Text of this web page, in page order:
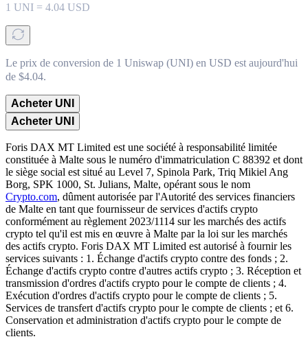
1 UNI = 4.04 USD
Le prix de conversion de 1 Uniswap (UNI) en USD est aujourd'hui
de $4.04.
Acheter UNI
Acheter UNI
Foris DAX MT Limited est une société à responsabilité limitée
constituée à Malte sous le numéro d'immatriculation C 88392 et dont
le siège social est situé au Level 7, Spinola Park, Triq Mikiel Ang
Borg, SPK 1000, St. Julians, Malte, opérant sous le nom
Crypto.com, dûment autorisée par l'Autorité des services financiers
de Malte en tant que fournisseur de services d'actifs crypto
conformément au règlement 2023/1114 sur les marchés des actifs
crypto tel qu'il est mis en œuvre à Malte par la loi sur les marchés
des actifs crypto. Foris DAX MT Limited est autorisé à fournir les
services suivants : 1. Échange d'actifs crypto contre des fonds ; 2.
Échange d'actifs crypto contre d'autres actifs crypto ; 3. Réception et
transmission d'ordres d'actifs crypto pour le compte de clients ; 4.
Exécution d'ordres d'actifs crypto pour le compte de clients ; 5.
Services de transfert d'actifs crypto pour le compte de clients ; et 6.
Conservation et administration d'actifs crypto pour le compte de
clients.